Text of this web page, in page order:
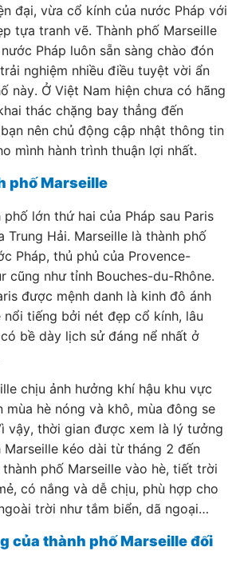
đại, vừa cổ kính của nước Pháp với
tựa tranh vẽ. Thành phố Marseille
Pháp luôn sẵn sàng chào đón
nghiệm nhiều điều tuyệt vời ẩn
này. Ở Việt Nam hiện chưa có hãng
thác chặng bay thẳng đến
nên chủ động cập nhật thông tin
mình hành trình thuận lợi nhất.
phố Marseille
phố lớn thứ hai của Pháp sau Paris
Trung Hải. Marseille là thành phố
Pháp, thủ phủ của Provence-
cũng như tỉnh Bouches-du-Rhône.
được mệnh danh là kinh đô ánh
nổi tiếng bởi nét đẹp cổ kính, lâu
bề dày lịch sử đáng nể nhất ở
chịu ảnh hưởng khí hậu khu vực
mùa hè nóng và khô, mùa đông se
vậy, thời gian được xem là lý tưởng
kéo dài từ tháng 2 đến
phố Marseille vào hè, tiết trời
có nắng và dễ chịu, phù hợp cho
trời như tắm biển, dã ngoại…
của thành phố Marseille đối